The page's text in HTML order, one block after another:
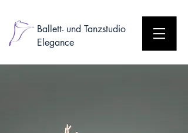
Ballett- und Tanzstudio
Elegance